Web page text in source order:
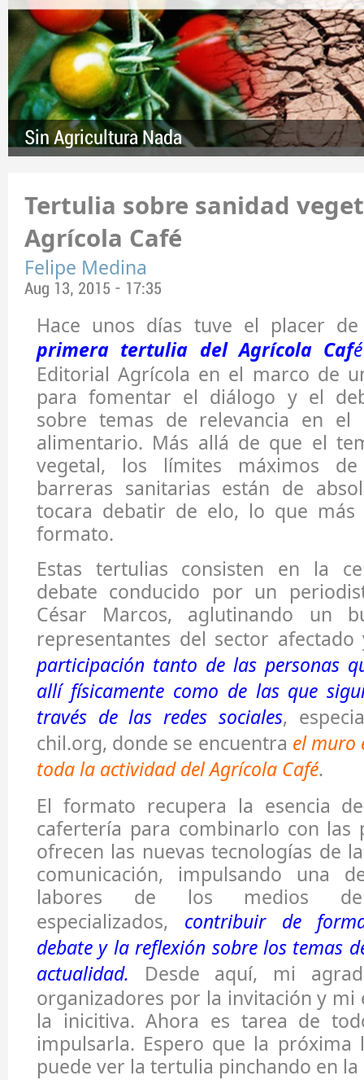
Sin Agricultura Nada
Tertulia sobre sanidad
Agrícola Café
Felipe Medina
Aug 13, 2015 - 17:35
Hace unos días tuve el placer
primera tertulia del Agrícola Café
Editorial Agrícola en el marco de
para fomentar el diálogo y el
sobre temas de relevancia en el
alimentario. Más allá de que el
vegetal, los límites máximos
barreras sanitarias están de
tocara debatir de elo, lo que
formato.
Estas tertulias consisten en la
debate conducido por un
César Marcos, aglutinando un
representantes del sector
participación tanto de las personas
allí físicamente como de las que
través de las redes sociales,
chil.org, donde se encuentra el muro
toda la actividad del Agrícola Café.
El formato recupera la esencia
cafertería para combinarlo con las
ofrecen las nuevas tecnologías de
comunicación, impulsando una
labores de los medios de
especializados, contribuir de
debate y la reflexión sobre los temas
actualidad. Desde aquí, mi
organizadores por la invitación y
la inicitiva. Ahora es tarea de
impulsarla. Espero que la próxima
puede ver la tertulia pinchando en